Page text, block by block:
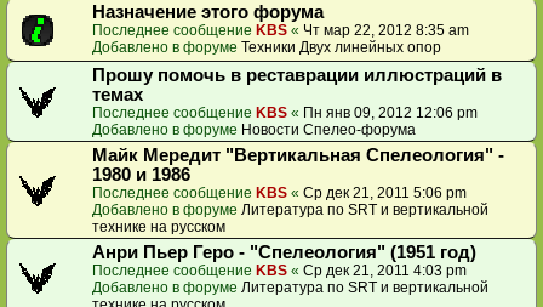
Назначение этого форума
Последнее сообщение KBS « Чт мар 22, 2012 8:35 am
Добавлено в форуме Техники Двух линейных опор
Прошу помочь в реставрации иллюстраций в
темах
Последнее сообщение KBS « Пн янв 09, 2012 12:06 pm
Добавлено в форуме Новости Спелео-форума
Майк Мередит "Вертикальная Спелеология" -
1980 и 1986
Последнее сообщение KBS « Ср дек 21, 2011 5:06 pm
Добавлено в форуме Литература по SRT и вертикальной
технике на русском
Анри Пьер Геро - "Спелеология" (1951 год)
Последнее сообщение KBS « Ср дек 21, 2011 4:03 pm
Добавлено в форуме Литература по SRT и вертикальной